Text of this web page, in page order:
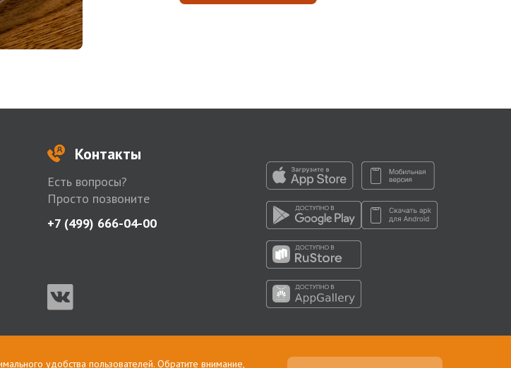
Контакты
Есть вопросы?
Просто позвоните
+7 (499) 666-04-00
удобства пользователей. Обратите внимание,